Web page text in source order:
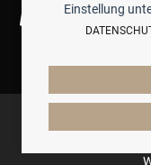
Einstellung
© 2026 -